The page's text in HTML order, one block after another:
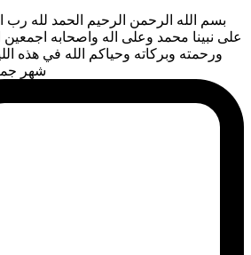
بسم الله الرحمن الرحيم الحمد لله رب
على نبينا محمد وعلى اله واصحابه اجمعين
ورحمته وبركاته وحياكم الله في هذه
شهر